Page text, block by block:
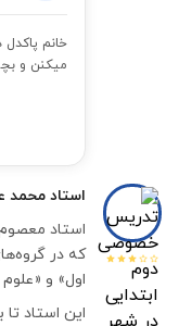
خانم
میکنن و
استاد محمد
که در
اول» و
این استاد تا